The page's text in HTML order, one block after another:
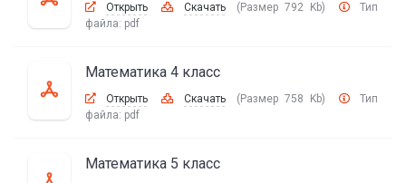
Открыть Скачать (Размер 792 Kb)
Тип
файла: pdf
Математика 4 класс
Открыть Скачать (Размер 758 Kb)
Тип
файла: pdf
Математика 5 класс